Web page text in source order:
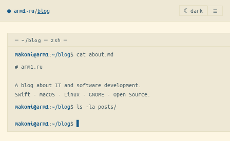
● arm1·ru/blog ☾ dark ≡
─ ~/blog ─ zsh ─
makoni@arm1 :~/blog$ cat about.md
# arm1.ru
A blog about IT and software development.
Swift · macOS · Linux · GNOME · Open Source.
makoni@arm1 :~/blog$ ls -la posts/
makoni@arm1 :~/blog$